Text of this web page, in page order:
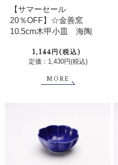
【サマーセール
20％OFF】☆金善窯
10.5cm木甲小皿 海陶
1,144円(税込)
定価：1,430円(税込)
MORE